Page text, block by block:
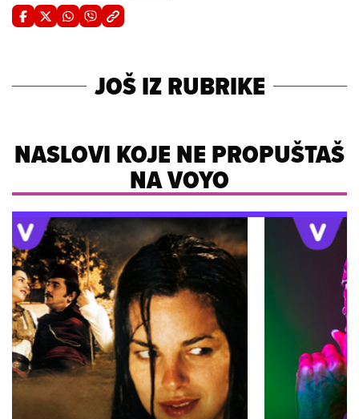
JOŠ IZ RUBRIKE
NASLOVI KOJE NE PROPUŠTAŠ
NA VOYO